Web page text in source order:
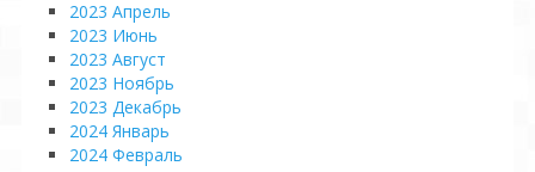
2023 Апрель
2023 Июнь
2023 Август
2023 Ноябрь
2023 Декабрь
2024 Январь
2024 Февраль